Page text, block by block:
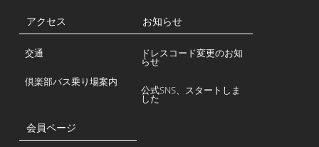
アクセス
交通
倶楽部バス乗り場案内
お知らせ
ドレスコード変更のお知
らせ
公式SNS、スタートしま
した
会員ページ